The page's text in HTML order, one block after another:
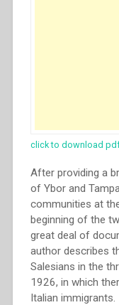
click to download
After providing a
of Ybor and
communities at
beginning of the
great deal of
author describes
Salesians in the
1926, in which
Italian